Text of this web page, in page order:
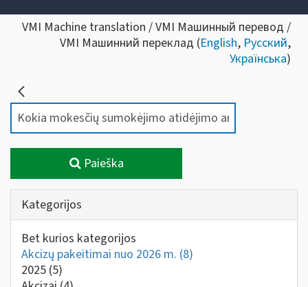
VMI Machine translation / VMI Машинный перевод /
VMI Машинний переклад (English, Русский,
Українська)
Paieška
Kategorijos
Bet kurios kategorijos
Akcizų pakeitimai nuo 2026 m. (8)
2025 (5)